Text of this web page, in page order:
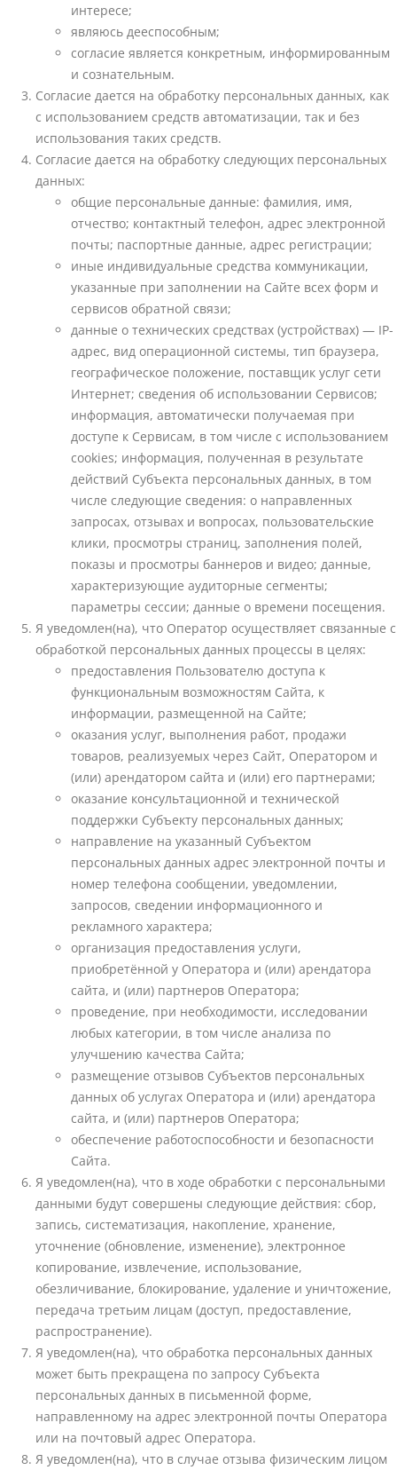
интересе;
являюсь дееспособным;
согласие является конкретным, информированным
и сознательным.
Согласие дается на обработку персональных данных, как
с использованием средств автоматизации, так и без
использования таких средств.
Согласие дается на обработку следующих персональных
данных:
общие персональные данные: фамилия, имя,
отчество; контактный телефон, адрес электронной
почты; паспортные данные, адрес регистрации;
иные индивидуальные средства коммуникации,
указанные при заполнении на Сайте всех форм и
сервисов обратной связи;
данные о технических средствах (устройствах) — IP-
адрес, вид операционной системы, тип браузера,
географическое положение, поставщик услуг сети
Интернет; сведения об использовании Сервисов;
информация, автоматически получаемая при
доступе к Сервисам, в том числе с использованием
cookies; информация, полученная в результате
действий Субъекта персональных данных, в том
числе следующие сведения: о направленных
запросах, отзывах и вопросах, пользовательские
клики, просмотры страниц, заполнения полей,
показы и просмотры баннеров и видео; данные,
характеризующие аудиторные сегменты;
параметры сессии; данные о времени посещения.
Я уведомлен(на), что Оператор осуществляет связанные с
обработкой персональных данных процессы в целях:
предоставления Пользователю доступа к
функциональным возможностям Сайта, к
информации, размещенной на Сайте;
оказания услуг, выполнения работ, продажи
товаров, реализуемых через Сайт, Оператором и
(или) арендатором сайта и (или) его партнерами;
оказание консультационной и технической
поддержки Субъекту персональных данных;
направление на указанный Субъектом
персональных данных адрес электронной почты и
номер телефона сообщении, уведомлении,
запросов, сведении информационного и
рекламного характера;
организация предоставления услуги,
приобретённой у Оператора и (или) арендатора
сайта, и (или) партнеров Оператора;
проведение, при необходимости, исследовании
любых категории, в том числе анализа по
улучшению качества Сайта;
размещение отзывов Субъектов персональных
данных об услугах Оператора и (или) арендатора
сайта, и (или) партнеров Оператора;
обеспечение работоспособности и безопасности
Сайта.
Я уведомлен(на), что в ходе обработки с персональными
данными будут совершены следующие действия: сбор,
запись, систематизация, накопление, хранение,
уточнение (обновление, изменение), электронное
копирование, извлечение, использование,
обезличивание, блокирование, удаление и уничтожение,
передача третьим лицам (доступ, предоставление,
распространение).
Я уведомлен(на), что обработка персональных данных
может быть прекращена по запросу Субъекта
персональных данных в письменной форме,
направленному на адрес электронной почты Оператора
или на почтовый адрес Оператора.
Я уведомлен(на), что в случае отзыва физическим лицом